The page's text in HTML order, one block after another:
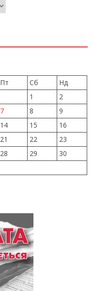
Пт Сб
Нд
1
2
7 8
9
14 15
16
21 22
23
28 29
30